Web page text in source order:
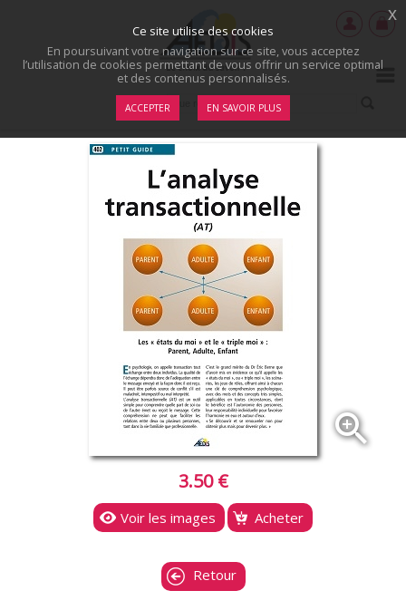
zoom_in
3.50 €
Voir les images Acheter
Retour
Ce site utilise des cookies
En poursuivant votre navigation sur ce site, vous acceptez
l’utilisation de cookies permettant de vous offrir un service optimal
et des contenus personnalisés.
ACCEPTER EN SAVOIR PLUS
x